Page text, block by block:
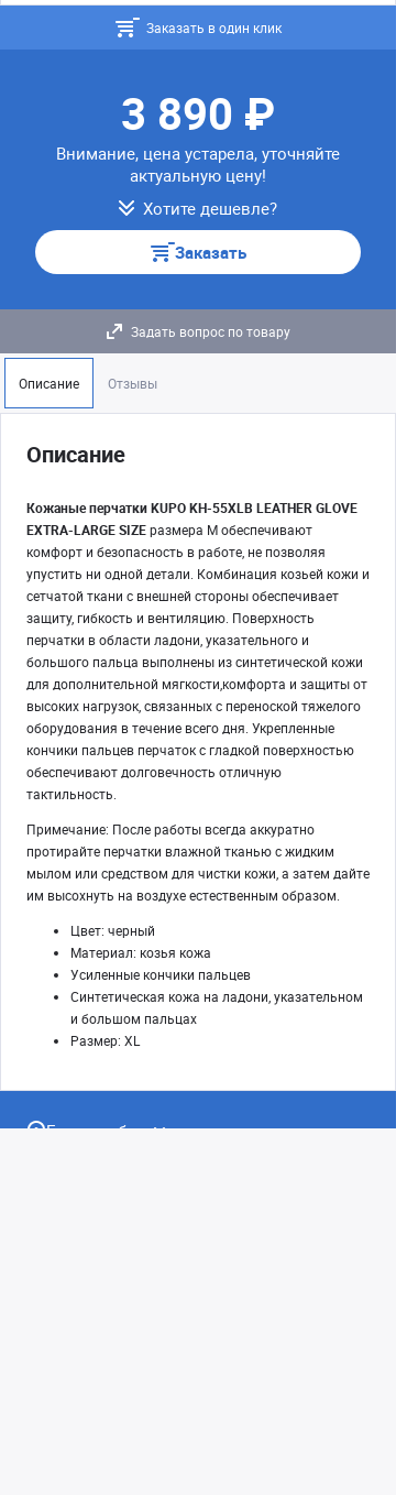
Заказать в один клик
3 890 ₽
Внимание, цена устарела, уточняйте
актуальную цену!
Хотите дешевле?
Заказать
Задать вопрос по товару
Описание Отзывы
Описание
Кожаные перчатки KUPO KH-55XLB LEATHER GLOVE
EXTRA-LARGE SIZEразмера M обеспечивают
комфорт и безопасность в работе, не позволяя
упустить ни одной детали. Комбинация козьей кожи и
сетчатой ткани с внешней стороны обеспечивает
защиту, гибкость и вентиляцию. Поверхность
перчатки в области ладони, указательного и
большого пальца выполнены из синтетической кожи
для дополнительной мягкости,комфорта и защиты от
высоких нагрузок, связанных с переноской тяжелого
оборудования в течение всего дня. Укрепленные
кончики пальцев перчаток с гладкой поверхностью
обеспечивают долговечность отличную
тактильность.
Примечание: После работы всегда аккуратно
протирайте перчатки влажной тканью с жидким
мылом или средством для чистки кожи, а затем дайте
им высохнуть на воздухе естественным образом.
Цвет: черный
Материал: козья кожа
Усиленные кончики пальцев
Синтетическая кожа на ладони, указательном
и большом пальцах
Размер: XL
Екатеринбург